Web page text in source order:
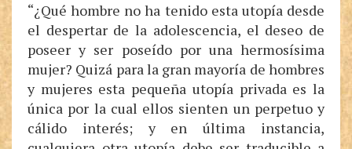
“¿Qué hombre no ha tenido esta utopía desde
el despertar de la adolescencia, el deseo de
poseer y ser poseído por una hermosísima
mujer? Quizá para la gran mayoría de hombres
y mujeres esta pequeña utopía privada es la
única por la cual ellos sienten un perpetuo y
cálido interés; y en última instancia,